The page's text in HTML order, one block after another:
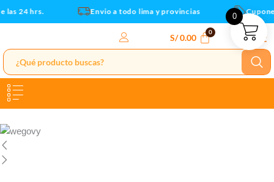
al
24 hrs. Envio a todo lima y provincias Cupones
S/0.00
0